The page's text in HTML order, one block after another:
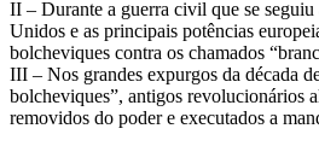
II – Durante a guerra civil que se
Unidos e as principais potências
bolcheviques contra os chamados
III – Nos grandes expurgos da década
bolcheviques”, antigos revolucionários
removidos do poder e executados a